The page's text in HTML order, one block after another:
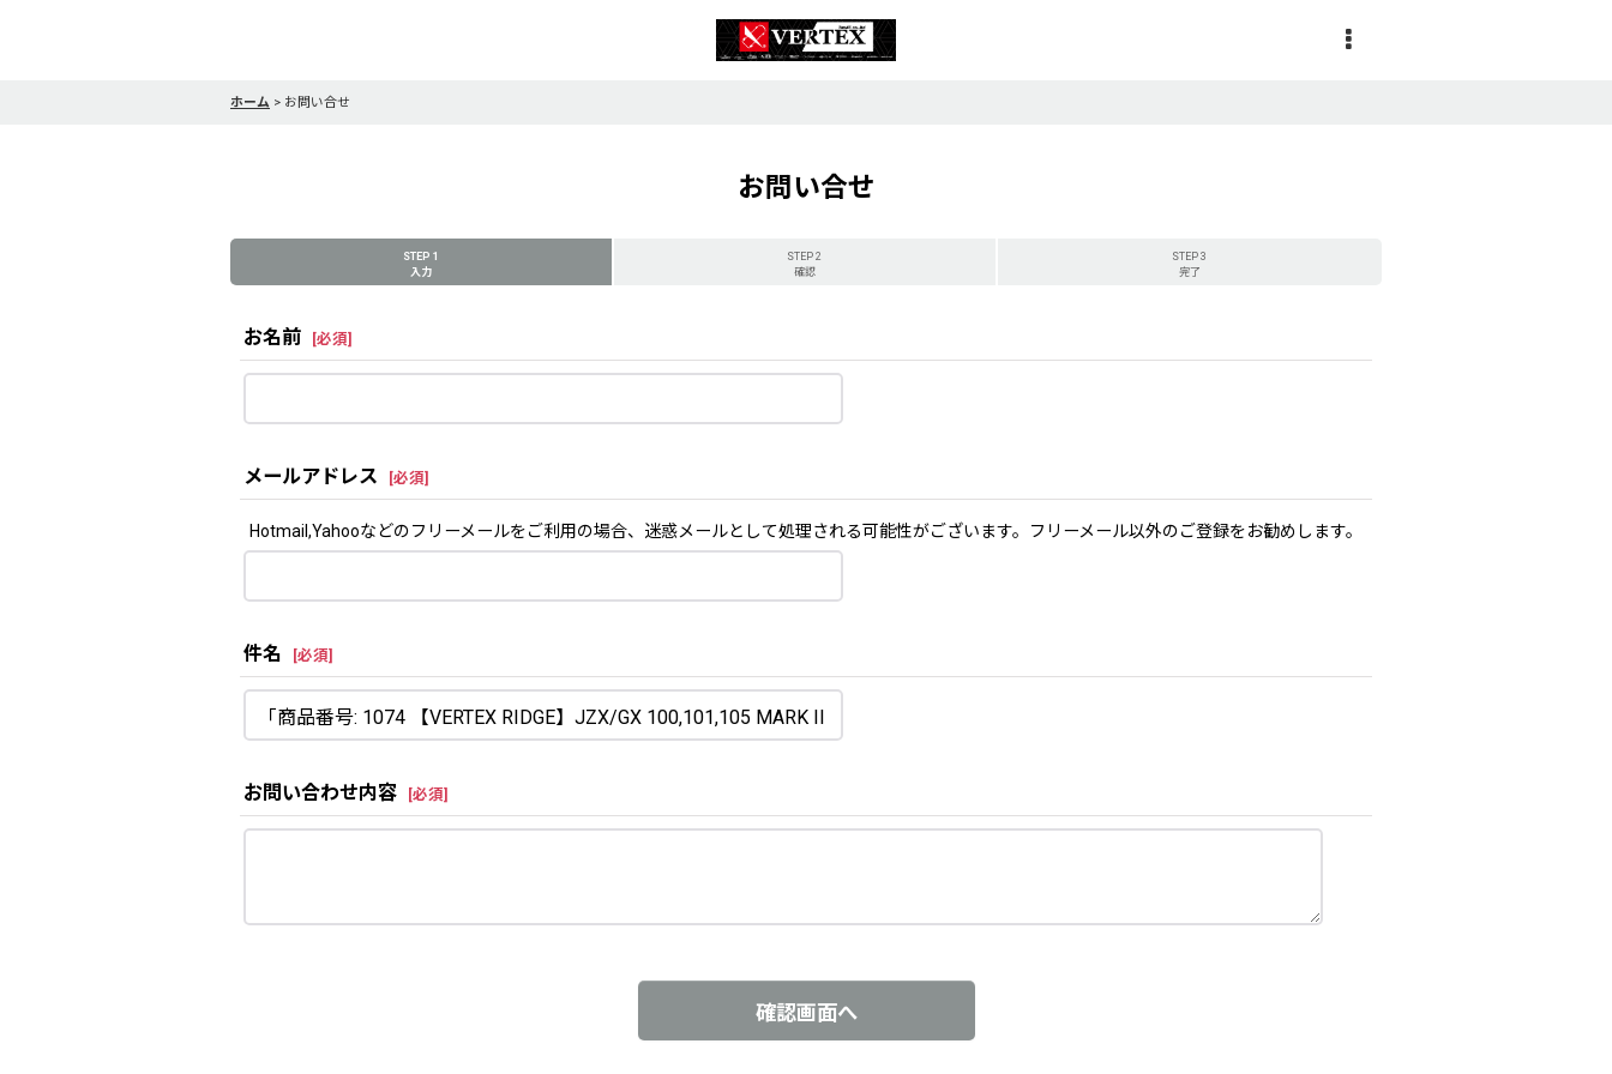
ホーム > お問い合せ
お問い合せ
STEP 1
入力
STEP 2
確認
STEP 3
完了
お名前 [必須]
メールアドレス [必須]
Hotmail,Yahooなどのフリーメールをご利用の場合、迷惑メールとして処理される可能性がございます。フリーメール以外のご登録をお勧めします。
件名 [必須]
お問い合わせ内容 [必須]
確認画面へ